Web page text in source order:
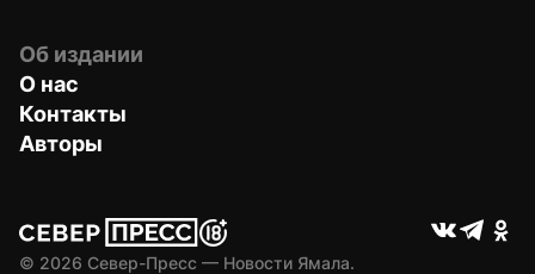
Об издании
О нас
Контакты
Авторы
© 2026 Север-Пресс — Новости Ямала.